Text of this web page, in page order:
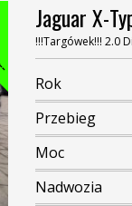
Jaguar X-
!!!Targówek!!! 2.0
Rok
Przebieg
Moc
Nadwozia